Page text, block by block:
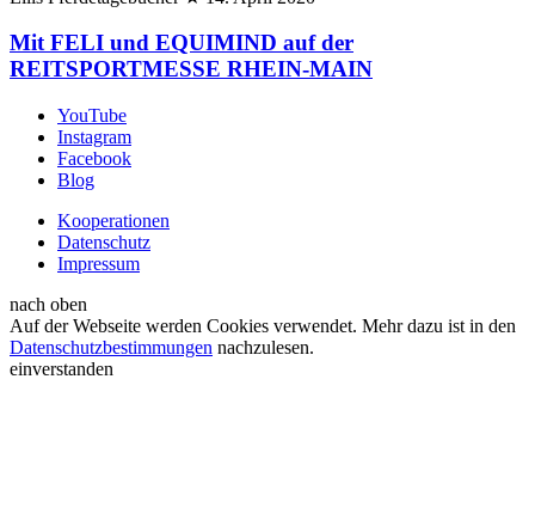
Mit FELI und EQUIMIND auf der
REITSPORTMESSE RHEIN-MAIN
YouTube
Instagram
Facebook
Blog
Kooperationen
Datenschutz
Impressum
nach oben
Auf der Webseite werden Cookies verwendet. Mehr dazu ist in den
Datenschutzbestimmungen nachzulesen.
einverstanden